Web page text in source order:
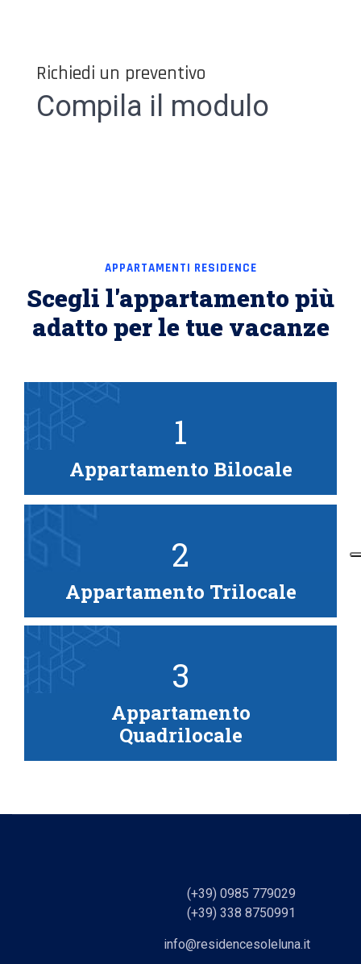
Richiedi un preventivo
Compila il modulo
APPARTAMENTI RESIDENCE
Scegli l'appartamento più
adatto per le tue vacanze
1
Appartamento Bilocale
2
Appartamento Trilocale
3
Appartamento
Quadrilocale
(+39) 0985 779029
(+39) 338 8750991
info@residencesoleluna.it